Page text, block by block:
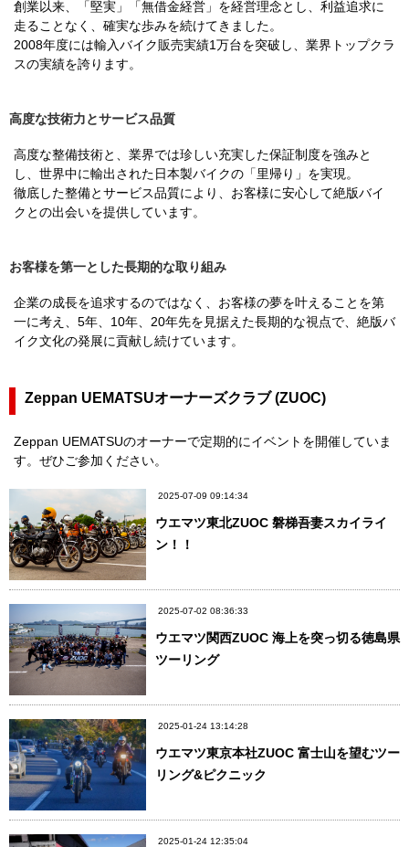
創業以来、「堅実」「無借金経営」を経営理念とし、利益追求に
走ることなく、確実な歩みを続けてきました。
2008年度には輸入バイク販売実績1万台を突破し、業界トップクラ
スの実績を誇ります。
高度な技術力とサービス品質
高度な整備技術と、業界では珍しい充実した保証制度を強みと
し、世界中に輸出された日本製バイクの「里帰り」を実現。
徹底した整備とサービス品質により、お客様に安心して絶版バイ
クとの出会いを提供しています。
お客様を第一とした長期的な取り組み
企業の成長を追求するのではなく、お客様の夢を叶えることを第
一に考え、5年、10年、20年先を見据えた長期的な視点で、絶版バ
イク文化の発展に貢献し続けています。
Zeppan UEMATSUオーナーズクラブ (ZUOC)
Zeppan UEMATSUのオーナーで定期的にイベントを開催していま
す。ぜひご参加ください。
2025-07-09 09:14:34
ウエマツ東北ZUOC 磐梯吾妻スカイライ
ン！！
2025-07-02 08:36:33
ウエマツ関西ZUOC 海上を突っ切る徳島県
ツーリング
2025-01-24 13:14:28
ウエマツ東京本社ZUOC 富士山を望むツー
リング&ピクニック
2025-01-24 12:35:04